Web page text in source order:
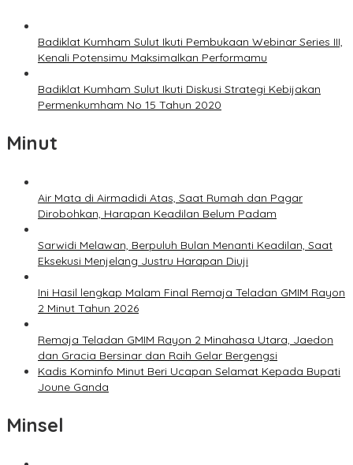
Badiklat Kumham Sulut Ikuti Pembukaan Webinar Series III,
Kenali Potensimu Maksimalkan Performamu
Badiklat Kumham Sulut Ikuti Diskusi Strategi Kebijakan
Permenkumham No 15 Tahun 2020
Minut
Air Mata di Airmadidi Atas, Saat Rumah dan Pagar
Dirobohkan, Harapan Keadilan Belum Padam
Sarwidi Melawan, Berpuluh Bulan Menanti Keadilan, Saat
Eksekusi Menjelang Justru Harapan Diuji
Ini Hasil lengkap Malam Final Remaja Teladan GMIM Rayon
2 Minut Tahun 2026
Remaja Teladan GMIM Rayon 2 Minahasa Utara, Jaedon
dan Gracia Bersinar dan Raih Gelar Bergengsi
Kadis Kominfo Minut Beri Ucapan Selamat Kepada Bupati
Joune Ganda
Minsel